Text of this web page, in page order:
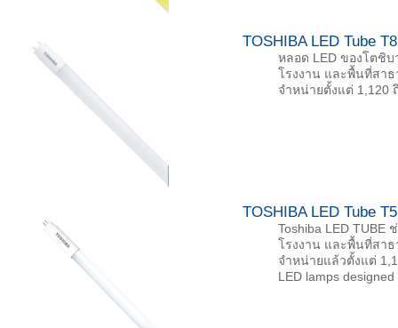
TOSHIBA LED Tube
หลอด LED ของโตชิ
โรงงาน และพื้นที่สา
จำหน่ายตั้งแต่ 1,120
TOSHIBA LED Tube
Toshiba LED
โรงงาน และพื้นที่สา
จำหน่ายแล้วตั้งแต่
LED lamps